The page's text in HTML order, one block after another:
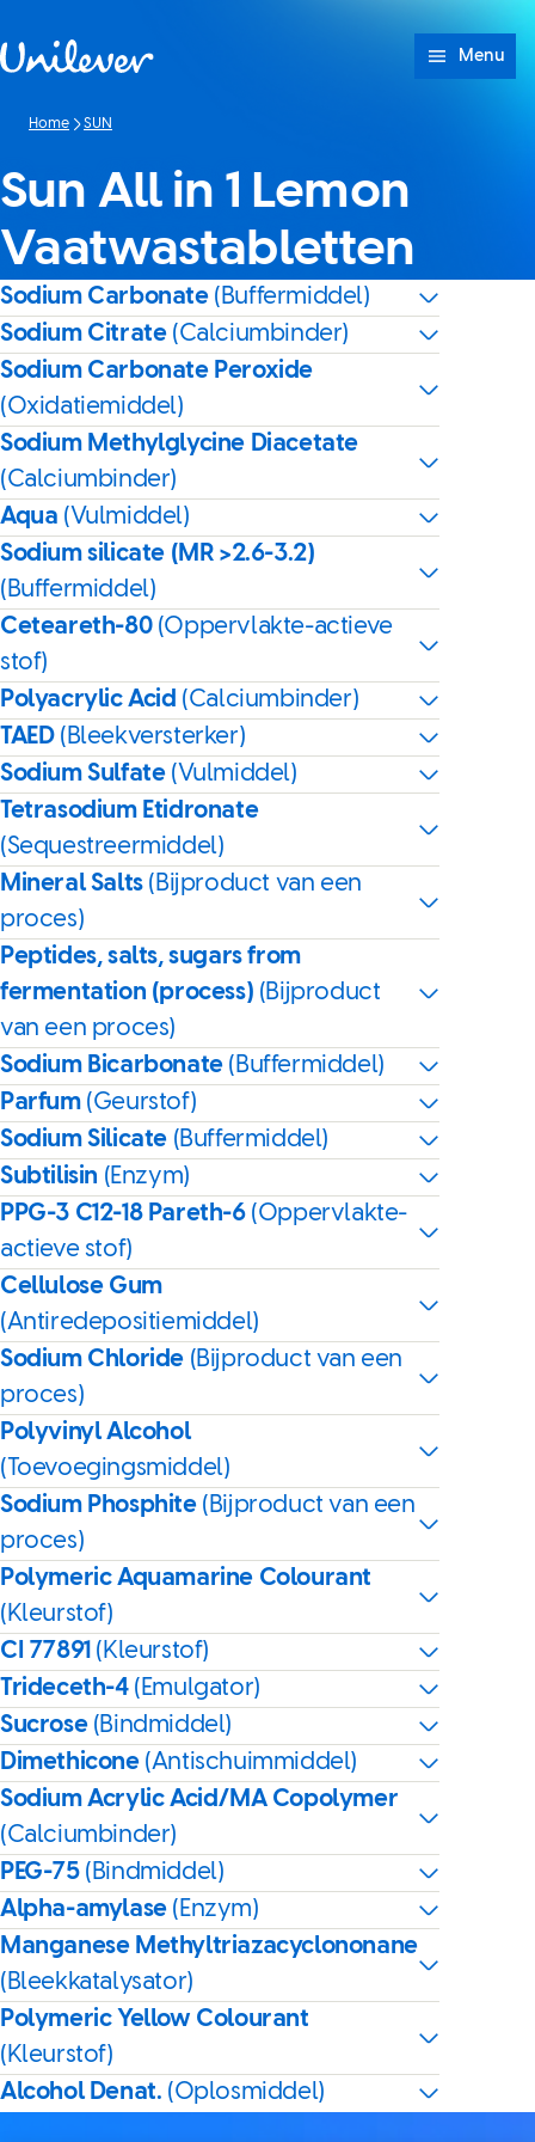
Menu
Home SUN
Sun All in 1 Lemon
Vaatwastabletten
Sodium Carbonate (Buffermiddel)
Sodium Citrate (Calciumbinder)
Sodium Carbonate Peroxide
(Oxidatiemiddel)
Sodium Methylglycine Diacetate
(Calciumbinder)
Aqua (Vulmiddel)
Sodium silicate (MR >2.6-3.2)
(Buffermiddel)
Ceteareth-80 (Oppervlakte-actieve
stof)
Polyacrylic Acid (Calciumbinder)
TAED (Bleekversterker)
Sodium Sulfate (Vulmiddel)
Tetrasodium Etidronate
(Sequestreermiddel)
Mineral Salts (Bijproduct van een
proces)
Peptides, salts, sugars from
fermentation (process) (Bijproduct
van een proces)
Sodium Bicarbonate (Buffermiddel)
Parfum (Geurstof)
Sodium Silicate (Buffermiddel)
Subtilisin (Enzym)
PPG-3 C12-18 Pareth-6 (Oppervlakte-
actieve stof)
Cellulose Gum
(Antiredepositiemiddel)
Sodium Chloride (Bijproduct van een
proces)
Polyvinyl Alcohol
(Toevoegingsmiddel)
Sodium Phosphite (Bijproduct van een
proces)
Polymeric Aquamarine Colourant
(Kleurstof)
CI 77891 (Kleurstof)
Trideceth-4 (Emulgator)
Sucrose (Bindmiddel)
Dimethicone (Antischuimmiddel)
Sodium Acrylic Acid/MA Copolymer
(Calciumbinder)
PEG-75 (Bindmiddel)
Alpha-amylase (Enzym)
Manganese Methyltriazacyclononane
(Bleekkatalysator)
Polymeric Yellow Colourant
(Kleurstof)
Alcohol Denat. (Oplosmiddel)